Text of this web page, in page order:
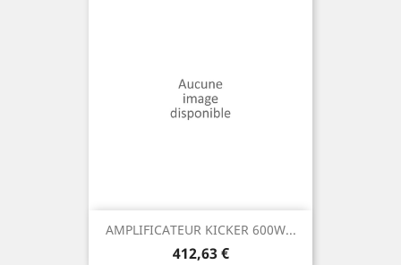
AMPLIFICATEUR KICKER 600W...
Prix
412,63 €